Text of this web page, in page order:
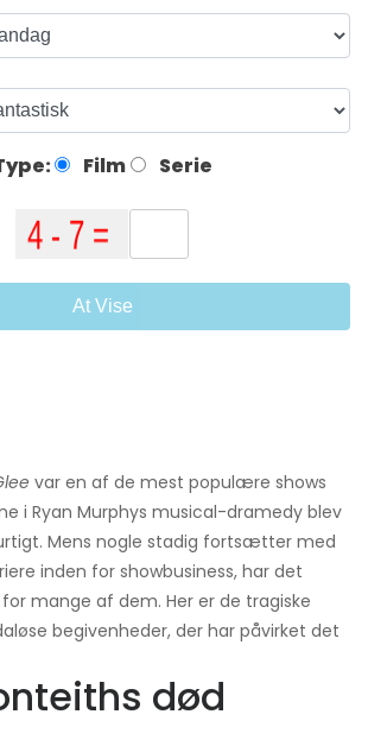
Film Serie
At Vise
var en af ​​de mest populære shows
i Ryan Murphys musical-dramedy blev
Mens nogle stadig fortsætter med
inden for showbusiness, har det
mange af dem. Her er de tragiske
begivenheder, der har påvirket det
død